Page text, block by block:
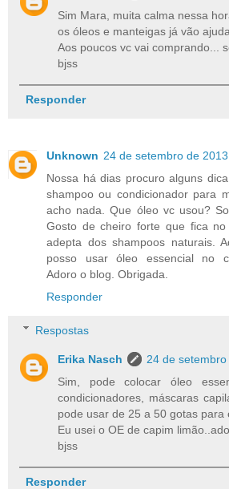
Sim Mara, muita calma nessa
os óleos e manteigas já vão
Aos poucos vc vai comprando...
bjss
Responder
Unknown 24 de setembro de
Nossa há dias procuro alguns
shampoo ou condicionador para
acho nada. Que óleo vc usou?
Gosto de cheiro forte que fica
adepta dos shampoos naturais.
posso usar óleo essencial no
Adoro o blog. Obrigada.
Responder
Respostas
Erika Nasch
24 de
Sim, pode colocar óleo
condicionadores, máscaras
pode usar de 25 a 50 gotas para
Eu usei o OE de capim
bjss
Responder